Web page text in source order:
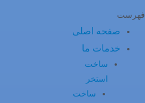
فهرست
صفحه اصلی
خدمات ما
ساخت
استخر
ساخت